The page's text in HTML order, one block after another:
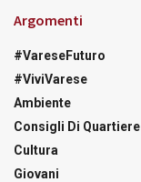
Argomenti
#VareseFuturo
#ViviVarese
Ambiente
Consigli Di Quartiere
Cultura
Giovani